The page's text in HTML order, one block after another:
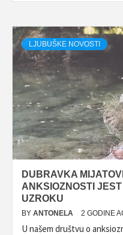
LJUBUŠKE NOVOSTI
DUBRAVKA
ANKSIOZNOSTI
UZROKU
BY ANTONELA 2 GODINE
U našem društvu o